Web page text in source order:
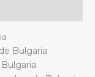
Bulgaria